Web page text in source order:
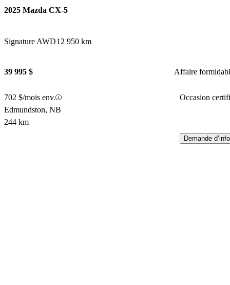
2025 Mazda CX-5
Signature AWD12 950 km
39 995 $ Affaire
702 $/mois env.
Occasion
Edmundston, NB
244 km
Demande d’info